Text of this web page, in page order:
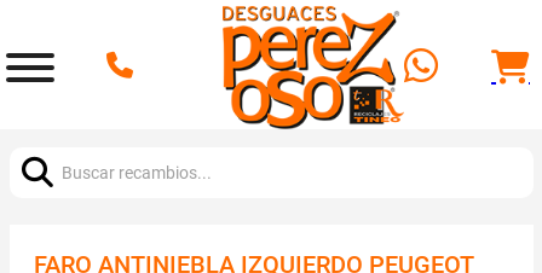
FARO ANTINIEBLA IZQUIERDO PEUGEOT